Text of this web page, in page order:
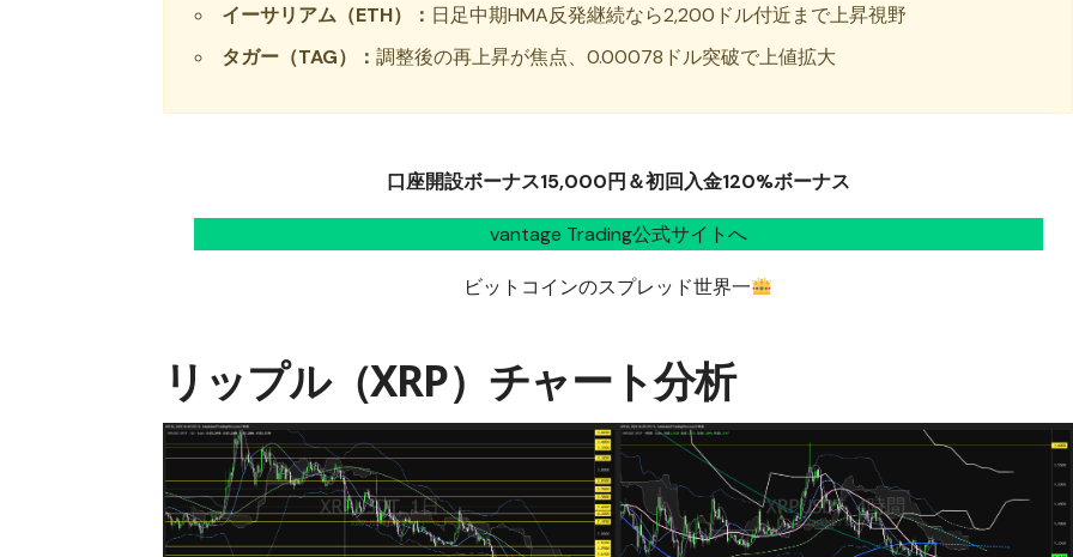
イーサリアム（ETH）： 日足中期HMA反発継続なら2,200ドル付近まで上昇視野
タガー（TAG）： 調整後の再上昇が焦点、0.00078ドル突破で上値拡大
口座開設ボーナス15,000円＆初回入金120%ボーナス
vantage Trading公式サイトへ
ビットコインのスプレッド世界一
リップル（XRP）チャート分析